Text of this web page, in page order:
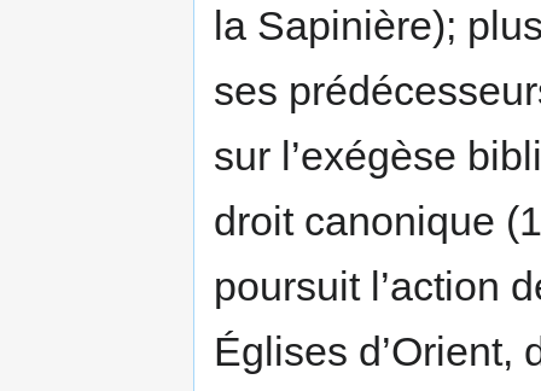
la Sapinière);
ses
sur l’exégèse
droit canonique
poursuit l’action
Églises d’Orient,